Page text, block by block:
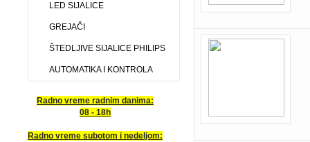
LED SIJALICE
GREJAČI
ŠTEDLJIVE SIJALICE PHILIPS
AUTOMATIKA I KONTROLA
Radno vreme radnim danima:
08 - 18h
Radno vreme subotom i nedeljom: